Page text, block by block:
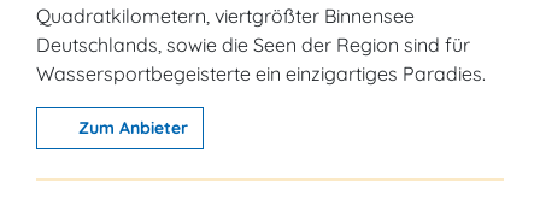
Quadratkilometern, viertgrößter Binnensee
Deutschlands, sowie die Seen der Region sind für
Wassersportbegeisterte ein einzigartiges Paradies.
Zum Anbieter